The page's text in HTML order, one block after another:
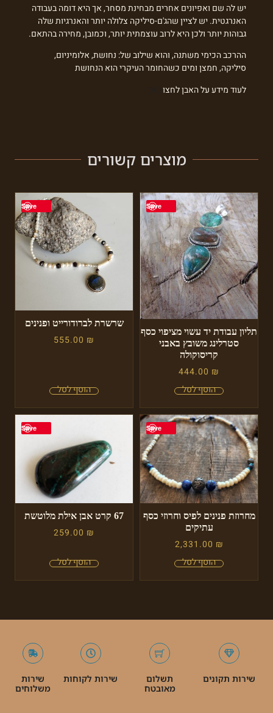
יש לה שם ואפיונים אחרים מבחינת מסחר, אך היא דומה בעבודה
האנרגטית. יש לציין שהג'ם-סיליקה צלולה יותר והאנרגיות שלה
גבוהות יותר ולכן היא לרוב עוצמתית יותר, וכמובן, מחירה בהתאם.
ההרכב הכימי משתנה, והוא שילוב של: נחושת, אלומיניום,
סיליקה, חמצן ומים כשהחומר העיקרי הוא הנחושת
לעוד מידע על האבן לחצו
מוצרים קשורים
Save
תליון עבודת יד עשוי מציפוי כסף
סטרלינג משובץ באבני
קריסוקולה
444.00 ₪
Save
שרשרת לברודורייט ופנינים
555.00 ₪
Save
מחרוזת פנינים לפיס וחרוזי כסף
עתיקים
2,331.00 ₪
Save
67 קרט אבן אילת מלוטשת
259.00 ₪
שירות תקונים
תשלום
מאובטח
שירות לקוחות
שירות
משלוחים